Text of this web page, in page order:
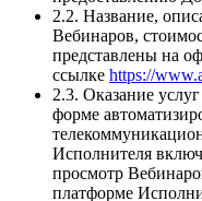
2.2. Название,
Вебинаров,
представлены на
ссылке https://
2.3. Оказание
форме
Исполнителя
просмотр
платформе